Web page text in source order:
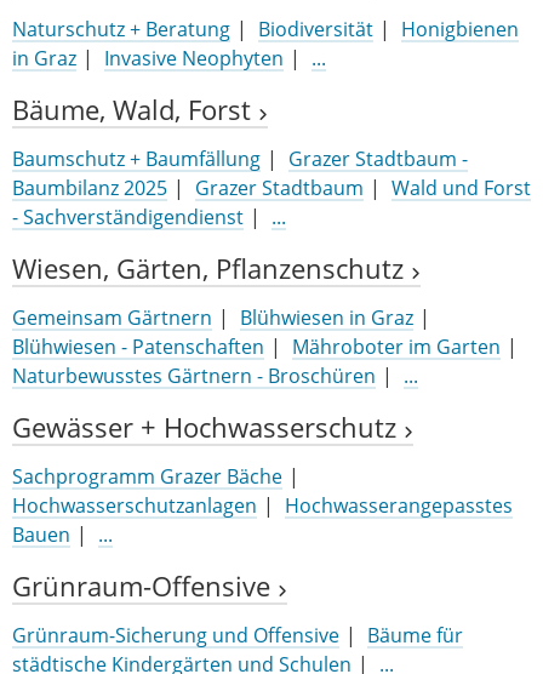
Naturschutz + Beratung Biodiversität
Honigbienen
in Graz
Invasive Neophyten ...
Bäume, Wald, Forst
Baumschutz + Baumfällung
Grazer Stadtbaum -
Baumbilanz 2025
Grazer Stadtbaum
Wald und Forst
- Sachverständigendienst
...
Wiesen, Gärten, Pflanzenschutz
Gemeinsam Gärtnern
Blühwiesen in Graz
Blühwiesen - Patenschaften
Mähroboter im Garten
Naturbewusstes Gärtnern - Broschüren
...
Gewässer + Hochwasserschutz
Sachprogramm Grazer Bäche
Hochwasserschutzanlagen
Hochwasserangepasstes
Bauen
...
Grünraum-Offensive
Grünraum-Sicherung und Offensive
Bäume für
städtische Kindergärten und Schulen
...